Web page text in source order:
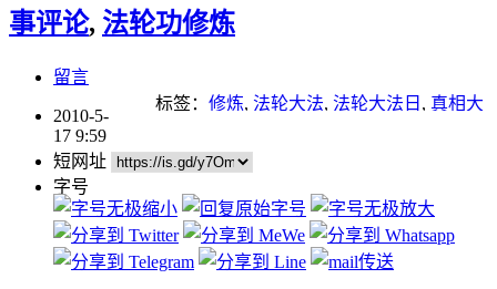
事评论, 法轮功修炼
留言
标签： 修炼, 法轮大法, 法轮大法日 , 真相大
2010-5-
17 9:59
短网址
字号